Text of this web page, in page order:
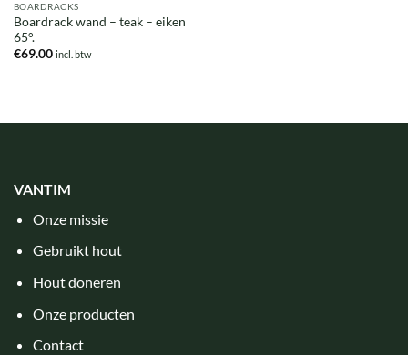
BOARDRACKS
Boardrack wand – teak – eiken
65°.
€69.00 incl. btw
VANTIM
Onze missie
Gebruikt hout
Hout doneren
Onze producten
Contact